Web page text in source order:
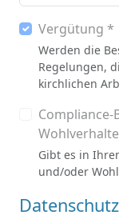
Vergütung *
Werden die
Regelungen,
kirchlichen
Gibt es in
und/oder
Datenschutz